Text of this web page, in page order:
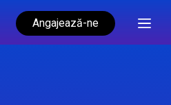
Angajează-ne